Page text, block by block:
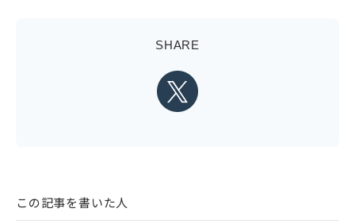
SHARE
この記事を書いた人